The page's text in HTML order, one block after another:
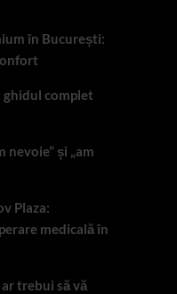
în București:
complet
nevoie” și „am
Plaza:
medicală în
trebui să vă